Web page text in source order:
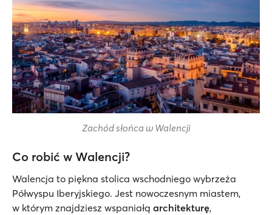
Zachód słońca w Walencji
Co robić w Walencji?
Walencja to piękna stolica wschodniego wybrzeża
Półwyspu Iberyjskiego. Jest nowoczesnym miastem,
w którym znajdziesz wspaniałą architekturę,